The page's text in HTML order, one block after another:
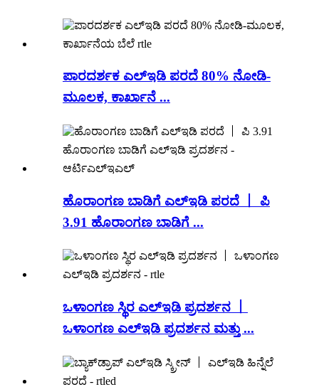
ಪಾರದರ್ಶಕ ಎಲ್ಇಡಿ ಪರದೆ 80% ನೋಡಿ-
ಮೂಲಕ, ಕಾರ್ಖಾನೆ ...
ಹೊರಾಂಗಣ ಬಾಡಿಗೆ ಎಲ್ಇಡಿ ಪರದೆ 丨 ಪಿ
3.91 ಹೊರಾಂಗಣ ಬಾಡಿಗೆ ...
ಒಳಾಂಗಣ ಸ್ಥಿರ ಎಲ್ಇಡಿ ಪ್ರದರ್ಶನ 丨
ಒಳಾಂಗಣ ಎಲ್ಇಡಿ ಪ್ರದರ್ಶನ ಮತ್ತು ...